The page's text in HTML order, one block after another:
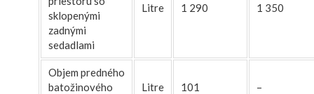
sklopenými
zadnými
sedadlami
Litre 1 290 1 350
Objem predného
batožinového
Litre 101 –